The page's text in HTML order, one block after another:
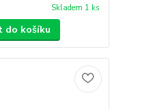
Skladem 1 ks
do košíku